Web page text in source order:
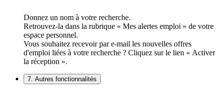
Donnez un nom à votre recherche.
Retrouvez-la dans la rubrique « Mes alertes emploi » de votre
espace personnel.
Vous souhaitez recevoir par e-mail les nouvelles offres
d'emploi liées à votre recherche ? Cliquez sur le lien « Activer
la réception ».
7. Autres fonctionnalités